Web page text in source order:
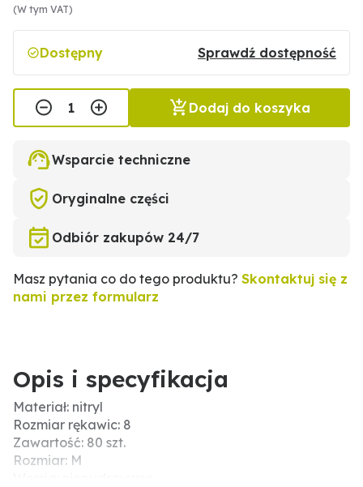
(W tym VAT)
Dostępny Sprawdź dostępność
Dodaj do koszyka
Wsparcie techniczne
Oryginalne części
Odbiór zakupów 24/7
Masz pytania co do tego produktu? Skontaktuj się z
nami przez formularz
Opis i specyfikacja
Materiał: nitryl
Rozmiar rękawic: 8
Zawartość: 80 szt.
Rozmiar: M